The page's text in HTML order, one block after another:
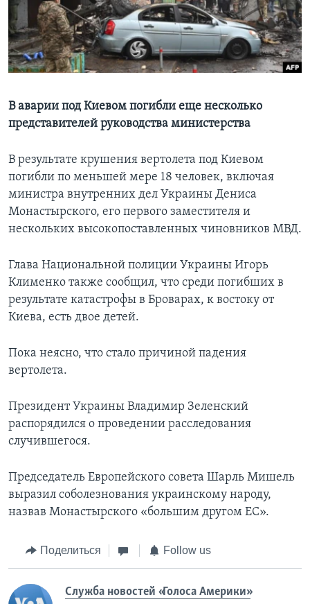
Learning English
СОЦИАЛЬНЫЕ СЕТИ
Языки
В аварии под Киевом погибли еще несколько
представителей руководства министерства
В результате крушения вертолета под Киевом
погибли по меньшей мере 18 человек, включая
министра внутренних дел Украины Дениса
Монастырского, его первого заместителя и
нескольких высокопоставленных чиновников МВД.
Глава Национальной полиции Украины Игорь
Клименко также сообщил, что среди погибших в
результате катастрофы в Броварах, к востоку от
Киева, есть двое детей.
Пока неясно, что стало причиной падения
вертолета.
Президент Украины Владимир Зеленский
распорядился о проведении расследования
случившегося.
Председатель Европейского совета Шарль Мишель
выразил соболезнования украинскому народу,
назвав Монастырского «большим другом ЕС».
Поделиться Follow us
Служба новостей «Голоса Америки»